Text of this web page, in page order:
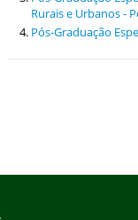
Rurais e Urbanos -
Pós-Graduação